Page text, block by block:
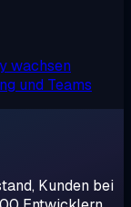
wachsen
und Teams
Kunden bei